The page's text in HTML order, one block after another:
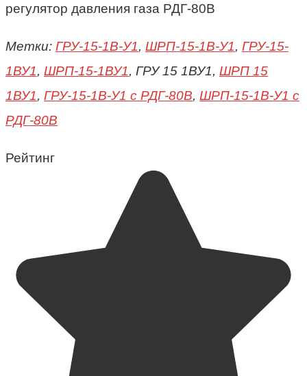
регулятор давления газа РДГ-80В
Метки: ГРУ-15-1В-У1, ШРП-15-1В-У1, ГРУ-15-
1ВУ1, ШРП-15-1ВУ1, ГРУ 15 1ВУ1, ШРП 15
1ВУ1, ГРУ-15-1В-У1 с РДГ-80В, ШРП-15-1В-У1 с
РДГ-80В
Рейтинг